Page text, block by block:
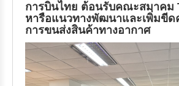
ห้องข่าว
ข้อมูลสนับสนุน
คำถามที่พบบ่อย
การบินไทย ต้อนรับคณะสมาคม
หารือแนวทางพัฒนาและเพิ่มขีด
การขนส่งสินค้าทางอากาศ